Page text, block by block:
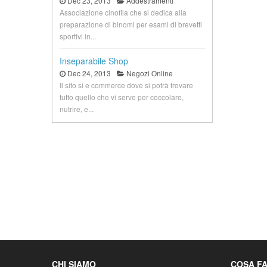
Associazione cinofila che si dedica alla
preparazione di binomi per esami di brevetti
sportivi in...
Inseparabile Shop
Dec 24, 2013
Negozi Online
Il sito si e commerce dove si potrà trovare
tutto quello che vi serve per coccolare,
nutrire, e...
CHI SIAMO COSA